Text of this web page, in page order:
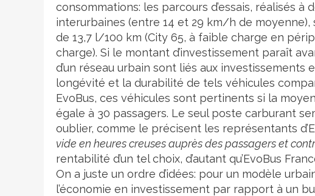
consommations: les parcours d’essais, réalisés
interurbaines (entre 14 et 29 km/h de
de 13,7 l/100 km (City 65, à faible charge en
charge). Si le montant d’investissement paraît
d’un réseau urbain sont liés aux
longévité et la durabilité de tels véhicules
EvoBus, ces véhicules sont pertinents si la
égale à 30 passagers. Le seul poste carburant
oublier, comme le précisent les représentants
vide en heures creuses auprès des passagers et
rentabilité d’un tel choix, d’autant qu’EvoBus
On a juste un ordre d’idées: pour un modèle
l’économie en investissement par rapport à un